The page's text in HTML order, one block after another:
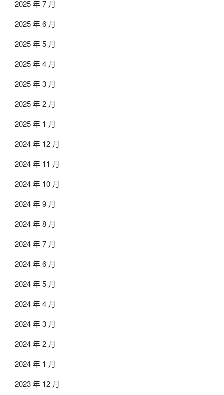
2025 年 7 月
2025 年 6 月
2025 年 5 月
2025 年 4 月
2025 年 3 月
2025 年 2 月
2025 年 1 月
2024 年 12 月
2024 年 11 月
2024 年 10 月
2024 年 9 月
2024 年 8 月
2024 年 7 月
2024 年 6 月
2024 年 5 月
2024 年 4 月
2024 年 3 月
2024 年 2 月
2024 年 1 月
2023 年 12 月